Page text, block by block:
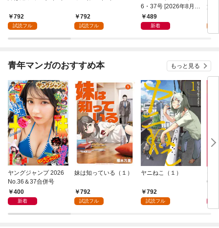
792
試読フル
792
試読フル
6・37号 [2026年8月6
日発売]
489
新着
貴
を
し
青年マンガのおすすめ本 もっと見る
ヤングジャンプ 2026
No.36＆37合併号
400
新着
妹は知っている（１）
792
試読フル
ヤニねこ（１）
792
試読フル
6・